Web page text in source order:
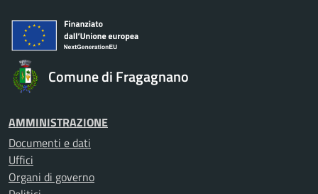
Comune di Fragagnano
AMMINISTRAZIONE
Documenti e dati
Uffici
Organi di governo